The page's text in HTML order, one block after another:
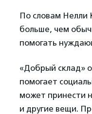
По словам Нелли
больше, чем
помогать
«Добрый склад»
помогает
может принести
и другие вещи.